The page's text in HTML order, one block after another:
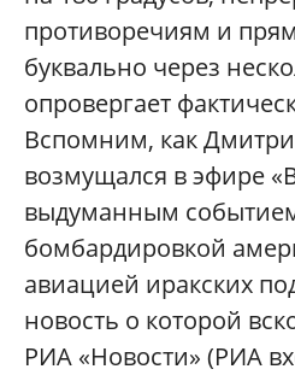
противоречиям и
буквально через
опровергает
Вспомним, как
возмущался в эфире
выдуманным
бомбардировкой
авиацией иракских
новость о которой
РИА «Новости» (РИА